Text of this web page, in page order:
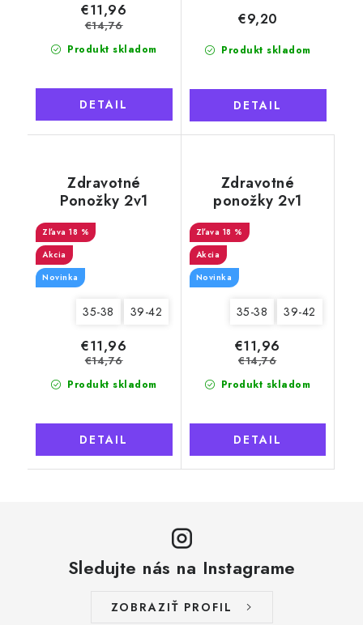
Produkt skladom
€11,96
€14,76
DETAIL
Produkt skladom
€9,20
DETAIL
Zdravotné
Ponožky 2v1
Merino Natural
Wool 5 dámske,
hladké krémové
18 %
Akcia
Novinka
35-38 39-42
Produkt skladom
€11,96
€14,76
DETAIL
Zdravotné
ponožky 2v1
Merino Natural
Wool 6 dámske,
18 %
Akcia
Novinka
35-38 39-42
Produkt skladom
€11,96
€14,76
DETAIL
Sledujte nás na Instagrame
ZOBRAZIŤ PROFIL